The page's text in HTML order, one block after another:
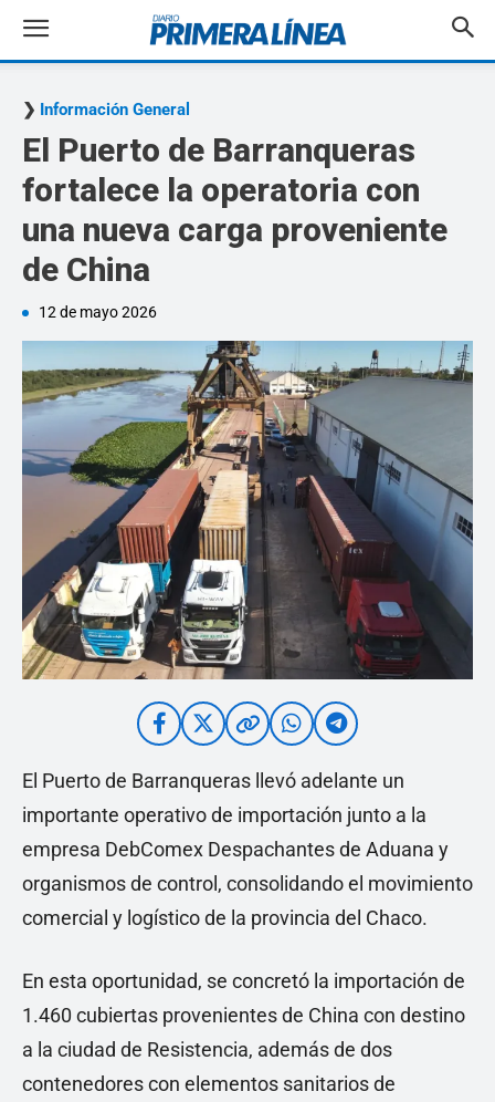
Información General
El Puerto de Barranqueras
fortalece la operatoria con
una nueva carga proveniente
de China
12 de mayo 2026
El Puerto de Barranqueras llevó adelante un
importante operativo de importación junto a la
empresa DebComex Despachantes de Aduana y
organismos de control, consolidando el movimiento
comercial y logístico de la provincia del Chaco.
En esta oportunidad, se concretó la importación de
1.460 cubiertas provenientes de China con destino
a la ciudad de Resistencia, además de dos
contenedores con elementos sanitarios de